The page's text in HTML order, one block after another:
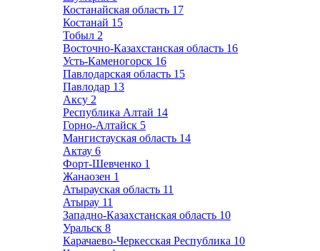
Костанайская область 17
Костанай 15
Тобыл 2
Восточно-Казахстанская область 16
Усть-Каменогорск 16
Павлодарская область 15
Павлодар 13
Аксу 2
Республика Алтай 14
Горно-Алтайск 5
Мангистауская область 14
Актау 6
Форт-Шевченко 1
Жанаозен 1
Атырауская область 11
Атырау 11
Западно-Казахстанская область 10
Уральск 8
Карачаево-Черкесская Республика 10